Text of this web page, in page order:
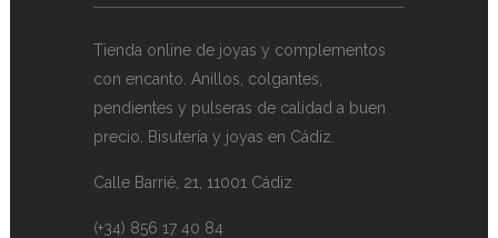
Tienda online de joyas y complementos
con encanto. Anillos, colgantes,
pendientes y pulseras de calidad a buen
precio. Bisutería y joyas en Cádiz.
Calle Barrié, 21, 11001 Cádiz
(+34) 856 17 40 84